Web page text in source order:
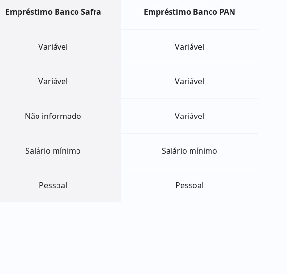
Empréstimo Banco Safra Empréstimo Banco PAN
Variável Variável
Variável Variável
Não informado Variável
Salário mínimo Salário mínimo
Pessoal Pessoal